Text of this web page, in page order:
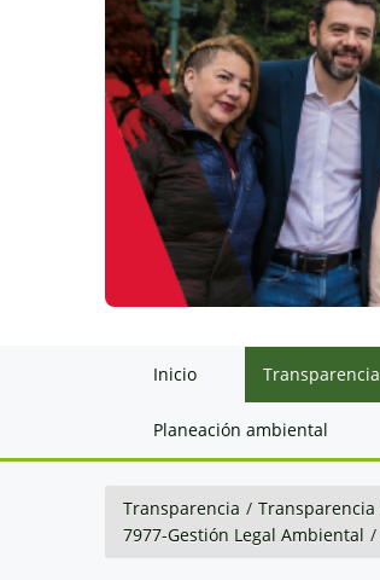
Inicio Transparencia
Planeación ambiental
Transparencia / Transparencia
7977-Gestión Legal Ambiental /